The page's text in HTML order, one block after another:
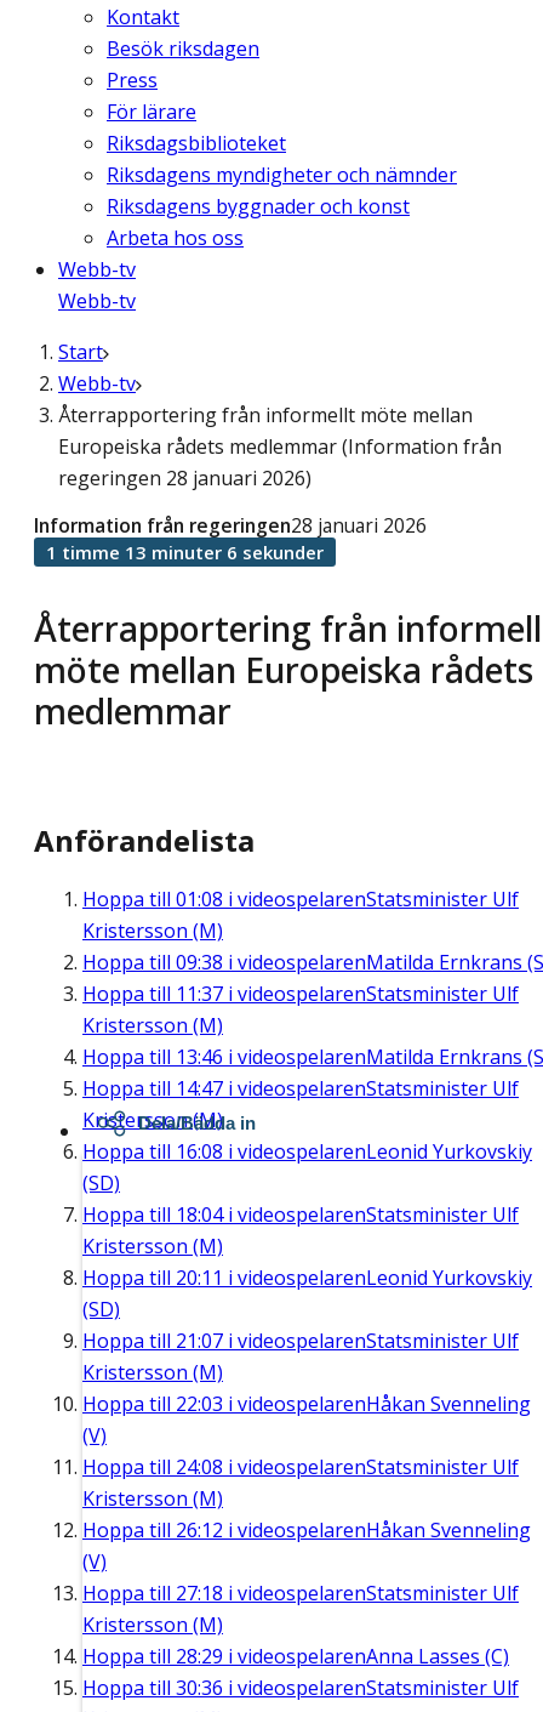
Kontakt
Besök riksdagen
Press
För lärare
Riksdagsbiblioteket
Riksdagens myndigheter och nämnder
Riksdagens byggnader och konst
Arbeta hos oss
Webb-tv
Webb-tv
Start
Webb-tv
Återrapportering från informellt möte mellan
Europeiska rådets medlemmar (Information från
regeringen 28 januari 2026)
Återrapportering från
möte mellan Europeiska rådets
medlemmar
Information från regeringen28 januari 2026
1 timme 13 minuter 6 sekunder
Anförandelista
Hoppa till 01:08 i videospelarenStatsminister Ulf
Kristersson (M)
Hoppa till 09:38 i videospelarenMatilda Ernkrans
Hoppa till 11:37 i videospelarenStatsminister Ulf
Kristersson (M)
Hoppa till 13:46 i videospelarenMatilda Ernkrans
Hoppa till 14:47 i videospelarenStatsminister Ulf
Kristersson (M)
Hoppa till 16:08 i videospelarenLeonid Yurkovskiy
(SD)
Hoppa till 18:04i videospelarenStatsminister Ulf
Kristersson (M)
Hoppa till 20:11 i videospelarenLeonid Yurkovskiy
(SD)
Hoppa till 21:07 i videospelarenStatsminister Ulf
Kristersson (M)
Hoppa till 22:03 i videospelarenHåkan Svenneling
(V)
Hoppa till 24:08 i videospelarenStatsminister Ulf
Kristersson (M)
Hoppa till 26:12 i videospelarenHåkan Svenneling
(V)
Hoppa till 27:18 i videospelarenStatsminister Ulf
Kristersson (M)
Hoppa till 28:29 i videospelarenAnna Lasses (C)
Hoppa till 30:36 i videospelarenStatsminister Ulf
Dela/Bädda in